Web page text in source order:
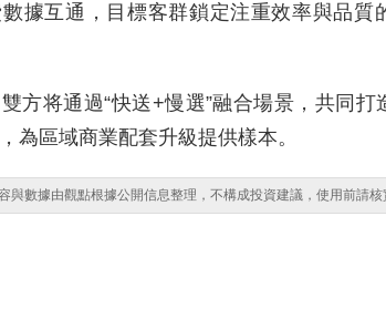
據互通，目標客群鎖定注重效率與品質
方将通過“快送+慢選”融合場景，共同打
為區域商業配套升級提供樣本。
與數據由觀點根據公開信息整理，不構成投資建議，使用前請核